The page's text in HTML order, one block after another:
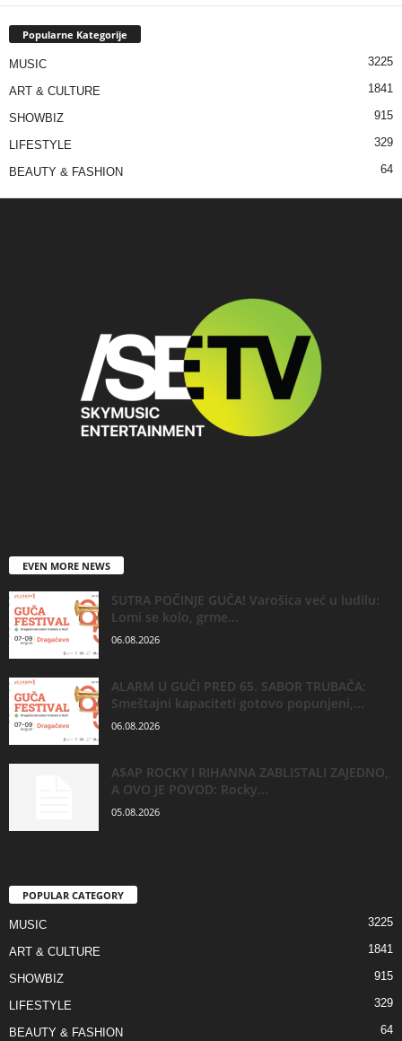
Popularne Kategorije
MUSIC 3225
ART & CULTURE 1841
SHOWBIZ 915
LIFESTYLE 329
BEAUTY & FASHION 64
EVEN MORE NEWS
SUTRA POČINJE GUČA! Varošica već u ludilu:
Lomi se kolo, grme...
06.08.2026
ALARM U GUČI PRED 65. SABOR TRUBAČA:
Smeštajni kapaciteti gotovo popunjeni,...
06.08.2026
A$AP ROCKY I RIHANNA ZABLISTALI ZAJEDNO,
A OVO JE POVOD: Rocky...
05.08.2026
POPULAR CATEGORY
MUSIC 3225
ART & CULTURE 1841
SHOWBIZ 915
LIFESTYLE 329
BEAUTY & FASHION 64